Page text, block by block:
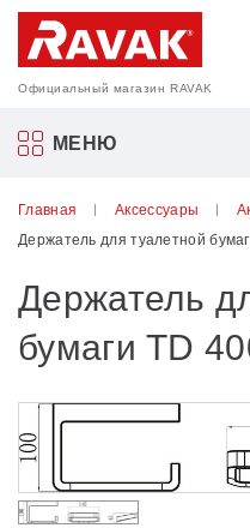
Официальный магазин RAVAK
МЕНЮ
Акриловые ванны
Душевые двери
Главная Аксессуары
Держатель для туалетной
Держатель
бумаги TD